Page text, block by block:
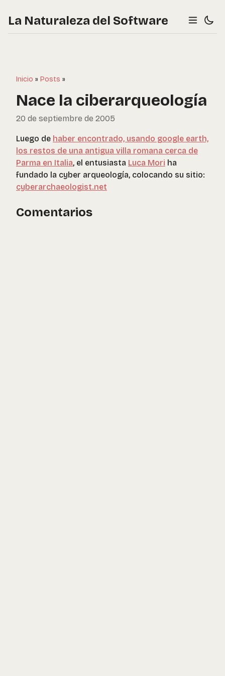
La Naturaleza del Software
Inicio » Posts »
Nace la ciberarqueología
20 de septiembre de 2005
Luego de haber encontrado, usando google earth,
los restos de una antigua villa romana cerca de
Parma en Italia, el entusiasta Luca Mori ha
fundado la cyber arqueología, colocando su sitio:
cyberarchaeologist.net
Comentarios